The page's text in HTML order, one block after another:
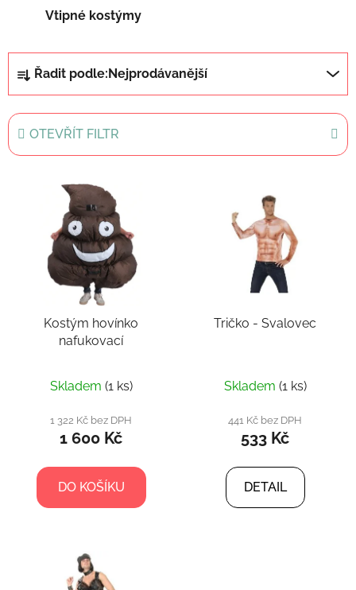
Vtipné kostýmy
a
z
e
n
Řadit podle: Nejprodávanější
OTEVŘÍT FILTR
Kostým hovínko
nafukovací
Skladem (1 ks)
1 322 Kč bez DPH
1 600 Kč
DO KOŠÍKU
Tričko - Svalovec
Skladem (1 ks)
441 Kč bez DPH
533 Kč
DETAIL